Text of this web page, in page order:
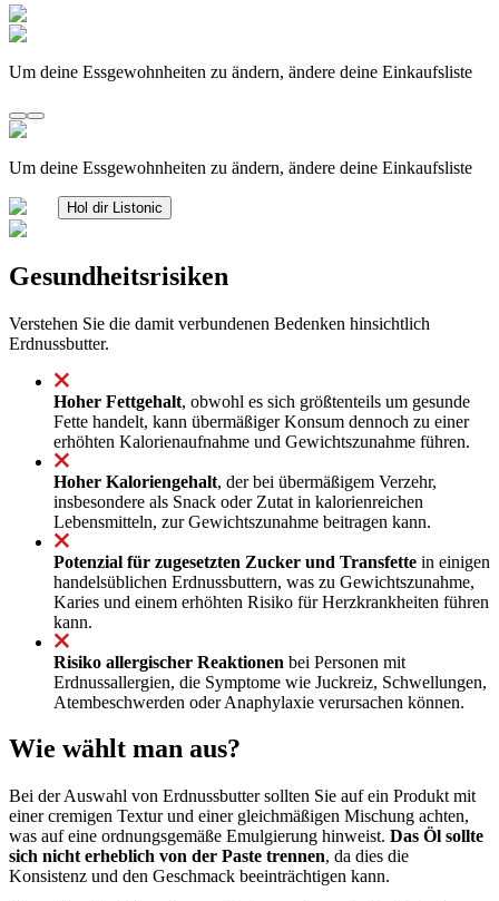
Um deine Essgewohnheiten zu ändern, ändere deine Einkaufsliste
Um deine Essgewohnheiten zu ändern, ändere deine Einkaufsliste
Hol dir Listonic
Gesundheitsrisiken
Verstehen Sie die damit verbundenen Bedenken hinsichtlich
Erdnussbutter.
Hoher Fettgehalt, obwohl es sich größtenteils um gesunde
Fette handelt, kann übermäßiger Konsum dennoch zu einer
erhöhten Kalorienaufnahme und Gewichtszunahme führen.
Hoher Kaloriengehalt, der bei übermäßigem Verzehr,
insbesondere als Snack oder Zutat in kalorienreichen
Lebensmitteln, zur Gewichtszunahme beitragen kann.
Potenzial für zugesetzten Zucker und Transfette in einigen
handelsüblichen Erdnussbuttern, was zu Gewichtszunahme,
Karies und einem erhöhten Risiko für Herzkrankheiten führen
kann.
Risiko allergischer Reaktionen bei Personen mit
Erdnussallergien, die Symptome wie Juckreiz, Schwellungen,
Atembeschwerden oder Anaphylaxie verursachen können.
Wie wählt man aus?
Bei der Auswahl von Erdnussbutter sollten Sie auf ein Produkt mit
einer cremigen Textur und einer gleichmäßigen Mischung achten,
was auf eine ordnungsgemäße Emulgierung hinweist. Das Öl sollte
sich nicht erheblich von der Paste trennen, da dies die
Konsistenz und den Geschmack beeinträchtigen kann.